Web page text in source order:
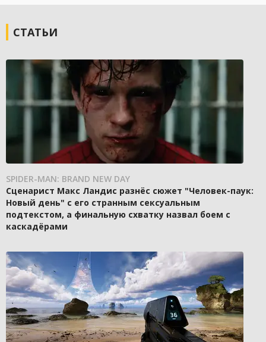
СТАТЬИ
SPIDER-MAN: BRAND NEW DAY
Сценарист Макс Ландис разнёс сюжет "Человек-паук:
Новый день" с его странным сексуальным
подтекстом, а финальную схватку назвал боем с
каскадёрами